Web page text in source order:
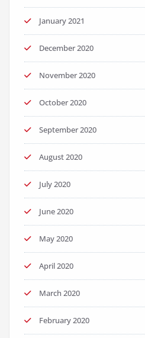
January 2021
December 2020
November 2020
October 2020
September 2020
August 2020
July 2020
June 2020
May 2020
April 2020
March 2020
February 2020